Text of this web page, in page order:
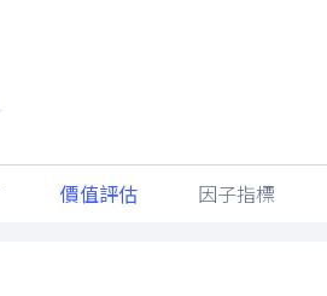
價值評估 因子指標